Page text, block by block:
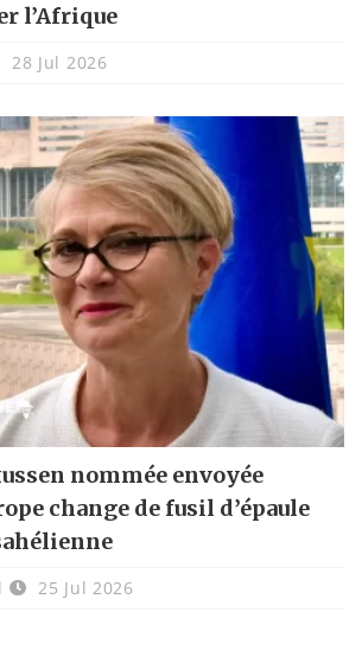
l’Afrique
28 Jul 2026
nommée envoyée
change de fusil d’épaule
25 Jul 2026